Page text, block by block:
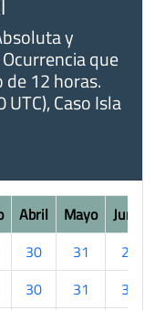
y
que
12 horas.
Caso Isla
Abril Mayo Junio
30 31
20
30 31
30